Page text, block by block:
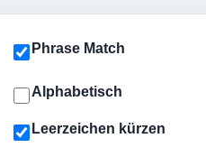
Phrase Match
Alphabetisch
Leerzeichen kürzen